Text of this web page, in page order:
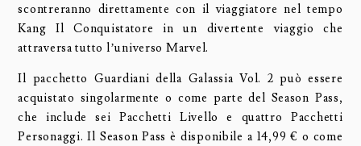
scontreranno direttamente con il viaggiatore nel tempo
Kang Il Conquistatore in un divertente viaggio che
attraversa tutto l’universo Marvel.
Il pacchetto Guardiani della Galassia Vol. 2 può essere
acquistato singolarmente o come parte del Season Pass,
che include sei Pacchetti Livello e quattro Pacchetti
Personaggi. Il Season Pass è disponibile a 14,99 € o come